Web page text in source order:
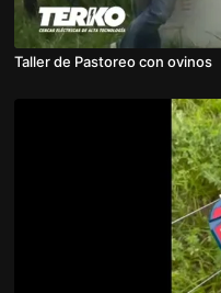
Taller de Pastoreo con ovinos